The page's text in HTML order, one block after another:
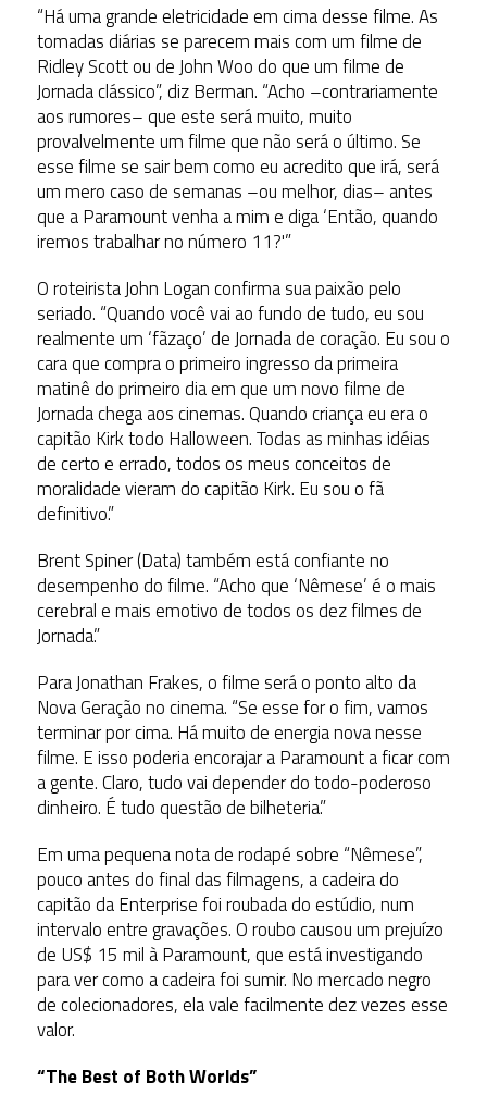
“Há uma grande eletricidade em cima desse filme. As
tomadas diárias se parecem mais com um filme de
Ridley Scott ou de John Woo do que um filme de
Jornada clássico”, diz Berman. “Acho –contrariamente
aos rumores– que este será muito, muito
provalvelmente um filme que não será o último. Se
esse filme se sair bem como eu acredito que irá, será
um mero caso de semanas –ou melhor, dias– antes
que a Paramount venha a mim e diga ‘Então, quando
iremos trabalhar no número 11?'”
O roteirista John Logan confirma sua paixão pelo
seriado. “Quando você vai ao fundo de tudo, eu sou
realmente um ‘fãzaço’ de Jornada de coração. Eu sou o
cara que compra o primeiro ingresso da primeira
matinê do primeiro dia em que um novo filme de
Jornada chega aos cinemas. Quando criança eu era o
capitão Kirk todo Halloween. Todas as minhas idéias
de certo e errado, todos os meus conceitos de
moralidade vieram do capitão Kirk. Eu sou o fã
definitivo.”
Brent Spiner (Data) também está confiante no
desempenho do filme. “Acho que ‘Nêmese’ é o mais
cerebral e mais emotivo de todos os dez filmes de
Jornada.”
Para Jonathan Frakes, o filme será o ponto alto da
Nova Geração no cinema. “Se esse for o fim, vamos
terminar por cima. Há muito de energia nova nesse
filme. E isso poderia encorajar a Paramount a ficar com
a gente. Claro, tudo vai depender do todo-poderoso
dinheiro. É tudo questão de bilheteria.”
Em uma pequena nota de rodapé sobre “Nêmese”,
pouco antes do final das filmagens, a cadeira do
capitão da Enterprise foi roubada do estúdio, num
intervalo entre gravações. O roubo causou um prejuízo
de US$ 15 mil à Paramount, que está investigando
para ver como a cadeira foi sumir. No mercado negro
de colecionadores, ela vale facilmente dez vezes esse
valor.
“The Best of Both Worlds”